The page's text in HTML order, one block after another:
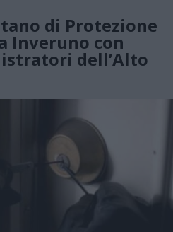
di Protezione
Inveruno con
dell’Alto